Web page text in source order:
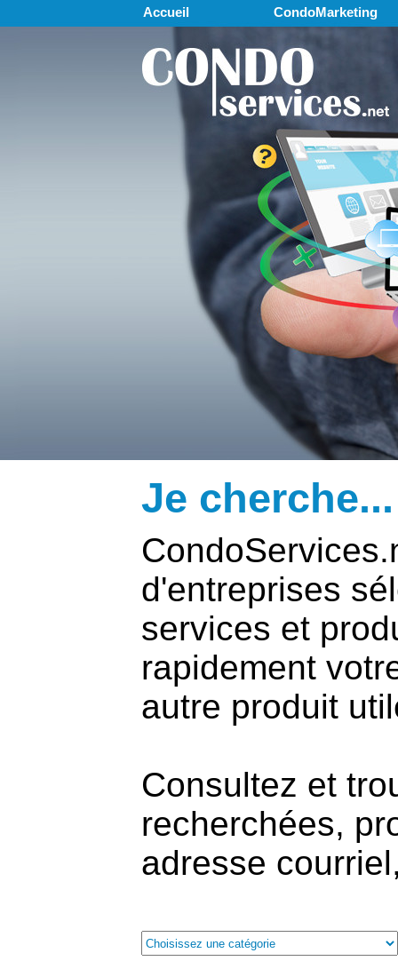
Accueil CondoMarketing
Je
d'entreprises
services et
rapidement
autre produit
Consultez et
recherchées,
adresse